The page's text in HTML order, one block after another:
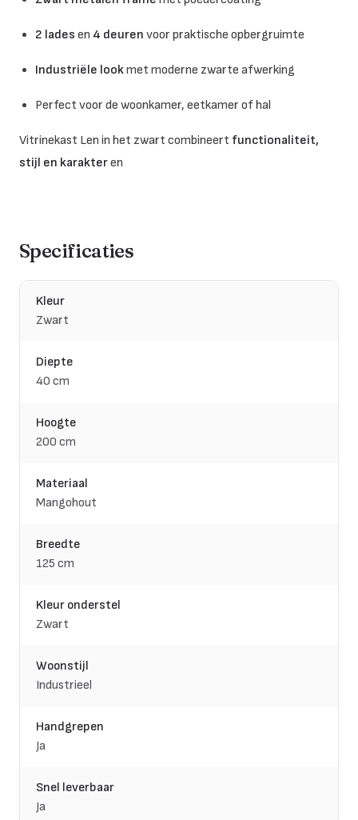
2 lades en 4 deuren voor praktische opbergruimte
Industriële lookmet moderne zwarte afwerking
Perfect voor de woonkamer, eetkamer of hal
Vitrinekast Len in het zwart combineert functionaliteit,
stijl en karakteren
Specificaties
Kleur
Zwart
Diepte
40 cm
Hoogte
200 cm
Materiaal
Mangohout
Breedte
125 cm
Kleur onderstel
Zwart
Woonstijl
Industrieel
Handgrepen
Ja
Snel leverbaar
Ja